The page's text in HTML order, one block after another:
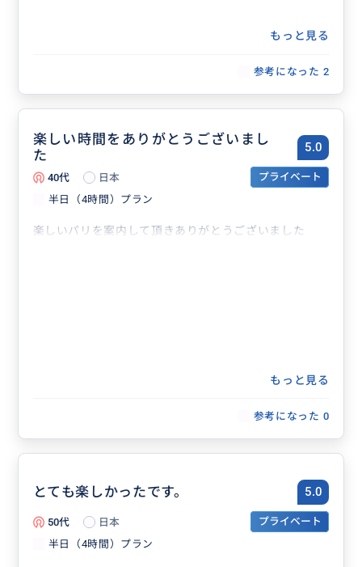
もっと見る
参考になった 2
楽しい時間をありがとうございまし
た
5.0
40代 日本
プライベート
半日（4時間）プラン
楽しいパリを案内して頂きありがとうございました
もっと見る
参考になった 0
とても楽しかったです。 5.0
50代 日本
プライベート
半日（4時間）プラン